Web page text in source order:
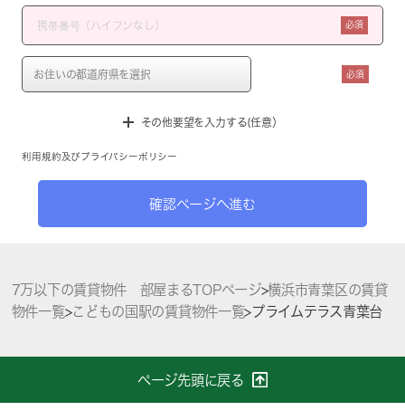
必須
必須
その他要望を入力する(任意）
利用規約 及び プライバシーポリシー
確認ページへ進む
7万以下の賃貸物件 部屋まるTOPページ>横浜市青葉区の賃貸
物件一覧>こどもの国駅の賃貸物件一覧>プライムテラス青葉台
ページ先頭に戻る